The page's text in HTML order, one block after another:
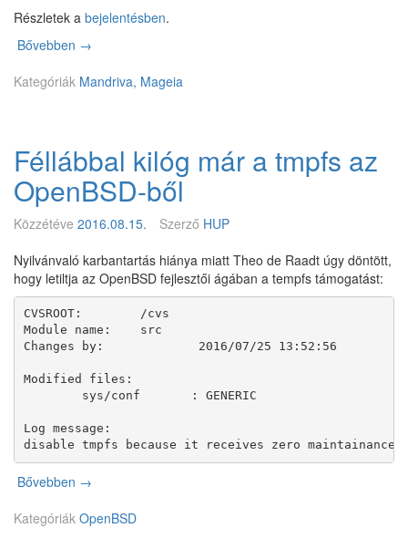
Részletek a bejelentésben.
Bővebben O
e
n
d
v
L
x
3
0
F
i
n
l
R
e
l
a
→
Kategóriák Mandriva, Mageia
Féllábbal kilóg már a tmpfs az
OpenBSD-ből
Közzétéve 2016.08.15. Szerző HUP
Nyilvánvaló karbantartás hiánya miatt Theo de Raadt úgy döntött,
hogy letiltja az OpenBSD fejlesztői ágában a tempfs támogatást:
CVSROOT:	/cvs
Module name:	src
Changes by:		2016/07/25 13:52:56
Modified files:
Log message:
disable tmpfs because it receives zero maintainance.
Bővebben F
l
→
Kategóriák OpenBSD